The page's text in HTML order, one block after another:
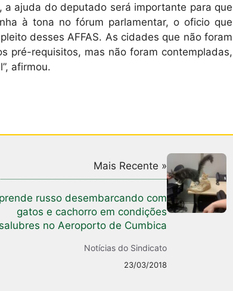
a ajuda do deputado será importante para que
à tona no fórum parlamentar, o oficio que
desses AFFAS. As cidades que não foram
pré-requisitos, mas não foram contempladas,
afirmou.
Mais Recente »
russo desembarcando com
gatos e cachorro em condições
no Aeroporto de Cumbica
Notícias do Sindicato
23/03/2018